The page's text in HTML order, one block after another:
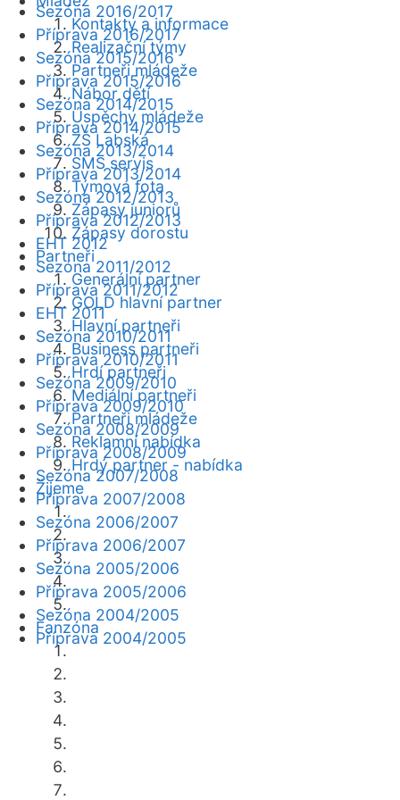
Kontakty a informace
Realizační týmy
Partneři mládeže
Nábor dětí
Úspěchy mládeže
ZŠ Labská
SMS servis
Týmová fota
Zápasy juniorů
Zápasy dorostu
Partneři
Generální partner
GOLD hlavní partner
Hlavní partneři
Business partneři
Hrdí partneři
Mediální partneři
Partneři mládeže
Reklamní nabídka
Hrdý partner - nabídka
Žijeme
Fanzóna
Sezóna 2016/2017
Příprava 2016/2017
Sezóna 2015/2016
Příprava 2015/2016
Sezóna 2014/2015
Příprava 2014/2015
Sezóna 2013/2014
Příprava 2013/2014
Sezóna 2012/2013
Příprava 2012/2013
EHT 2012
Sezóna 2011/2012
Příprava 2011/2012
EHT 2011
Sezóna 2010/2011
Příprava 2010/2011
Sezóna 2009/2010
Příprava 2009/2010
Sezóna 2008/2009
Příprava 2008/2009
Sezóna 2007/2008
Příprava 2007/2008
Sezóna 2006/2007
Příprava 2006/2007
Sezóna 2005/2006
Příprava 2005/2006
Sezóna 2004/2005
Příprava 2004/2005